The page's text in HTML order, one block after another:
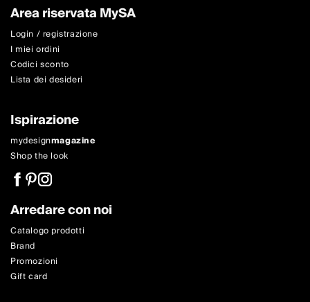
Area riservata MySA
Login / registrazione
I miei ordini
Codici sconto
Lista dei desideri
Ispirazione
mydesignmagazine
Shop the look
Arredare con noi
Catalogo prodotti
Brand
Promozioni
Gift card